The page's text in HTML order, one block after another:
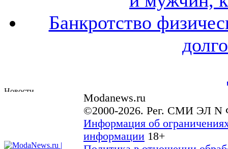
Банкротство
Modanews.ru
©2000-2026. Рег. СМИ ЭЛ N
Информация об
информации 18+